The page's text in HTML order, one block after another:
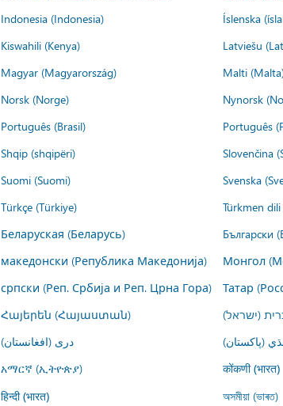
Indonesia (Indonesia) Íslenska
Kiswahili (Kenya) Latviešu
Magyar (Magyarország) Malti
Norsk (Norge) Nynorsk
Português (Brasil) Português
Shqip (shqipëri) Slovenčina
Suomi (Suomi) Svenska
Türkçe (Türkiye) Türkmen
Беларуская (Беларусь) Български
македонски (Република Македонија) Монгол
српски (Реп. Србија и Реп. Црна Гора) Татар
Հայերեն (Հայաստան) (ישראל)
درى (افغانستان) (پاکستان)
አማርኛ (ኢትዮጵያ) कोंकणी (भारत)
हिन्दी (भारत) অসমীয়া (ভাৰত)